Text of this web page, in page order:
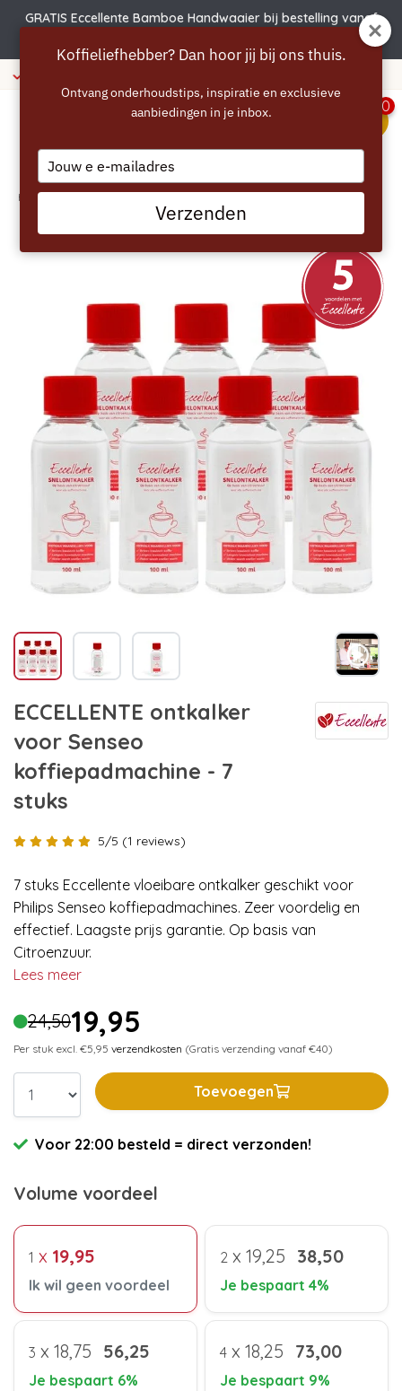
GRATIS Eccellente Bamboe Handwaaier bij bestelling vanaf
40 euro
0
Home
ECCELLENTE ontkalker
voor Senseo
koffiepadmachine - 7
stuks
5/5 (1 reviews)
7 stuks Eccellente vloeibare ontkalker geschikt voor
Philips Senseo koffiepadmachines. Zeer voordelig en
effectief. Laagste prijs garantie. Op basis van
Citroenzuur.
Lees meer
24,5019,95
Per stuk excl. €5,95 verzendkosten (Gratis verzending vanaf €40)
Toevoegen
Voor 22:00 besteld = direct verzonden!
Volume voordeel
1 x 19,95
Ik wil geen voordeel
2 x 19,25 38,50
Je bespaart 4%
3 x 18,75 56,25
Je bespaart 6%
4 x 18,25 73,00
Je bespaart 9%
Koffieliefhebber? Dan hoor jij bij ons thuis.
Ontvang onderhoudstips, inspiratie en exclusieve
aanbiedingen in je inbox.
Type
your
email
Verzenden